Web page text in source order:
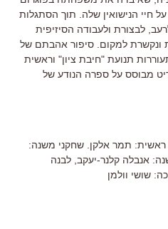
חיי הנישואין שלה. תוך הסתגלות
לבצורת ולעבודה הסיזיפית
ונקשרת למקום. סיפור אהבתם של
תנועת "חיבת ציון" וראשית
מבוסס על ספרה הנודע של
ראשית: תמר אלקן. שחקני משנה:
אנבלה קלנר-יעקב, לבנה
שושי וולמן